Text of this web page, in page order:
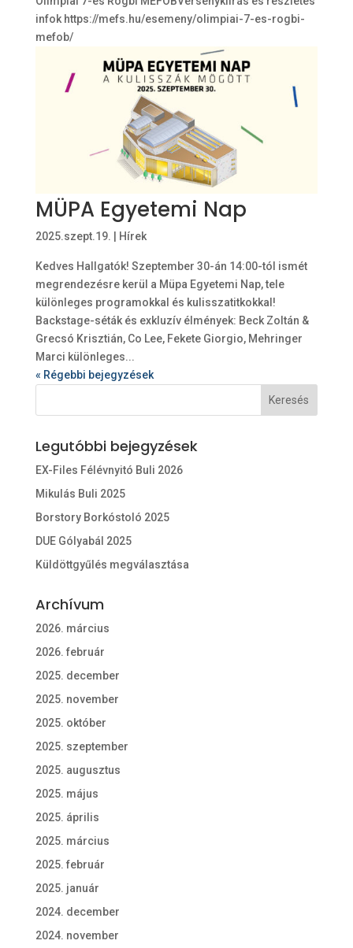
infok https://mefs.hu/esemeny/olimpiai-7-es-rogbi-
mefob/
MÜPA Egyetemi Nap
2025.szept.19. Hírek
Kedves Hallgatók! Szeptember 30-án 14:00-tól ismét
megrendezésre kerül a Müpa Egyetemi Nap, tele
különleges programokkal és kulisszatitkokkal!
Backstage-séták és exkluzív élmények: Beck Zoltán &
Grecsó Krisztián, Co Lee, Fekete Giorgio, Mehringer
Marci különleges...
« Régebbi bejegyzések
Legutóbbi bejegyzések
EX-Files Félévnyitó Buli 2026
Mikulás Buli 2025
Borstory Borkóstoló 2025
DUE Gólyabál 2025
Küldöttgyűlés megválasztása
Archívum
2026. március
2026. február
2025. december
2025. november
2025. október
2025. szeptember
2025. augusztus
2025. május
2025. április
2025. március
2025. február
2025. január
2024. december
2024. november